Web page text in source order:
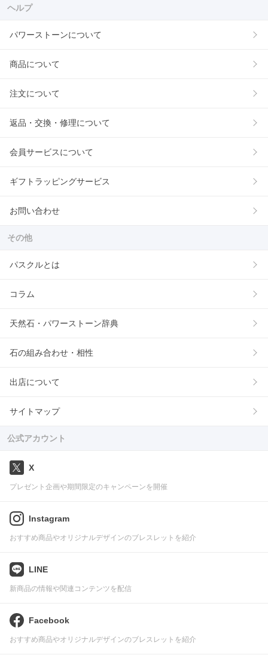
ヘルプ
パワーストーンについて
商品について
注文について
返品・交換・修理について
会員サービスについて
ギフトラッピングサービス
お問い合わせ
その他
パスクルとは
コラム
天然石・パワーストーン辞典
石の組み合わせ・相性
出店について
サイトマップ
公式アカウント
X
プレゼント企画や期間限定のキャンペーンを開催
Instagram
おすすめ商品やオリジナルデザインのブレスレットを紹介
LINE
新商品の情報や関連コンテンツを配信
Facebook
おすすめ商品やオリジナルデザインのブレスレットを紹介